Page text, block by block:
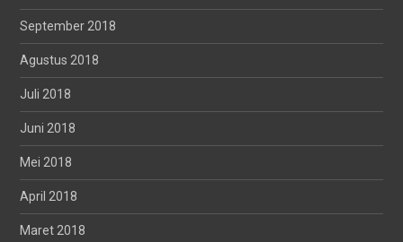
September 2018
Agustus 2018
Juli 2018
Juni 2018
Mei 2018
April 2018
Maret 2018